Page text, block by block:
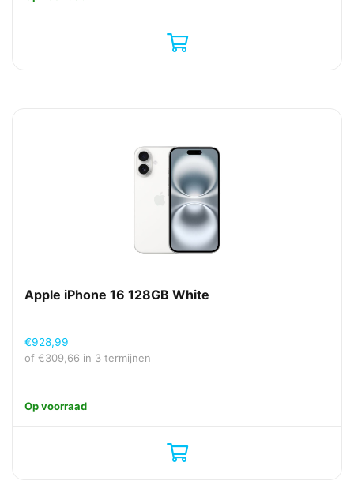
Apple iPhone 16 128GB White
€928,99
of €309,66 in 3 termijnen
Op voorraad